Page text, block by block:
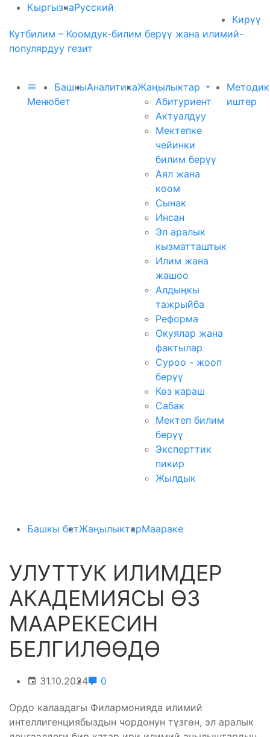
КыргызчаРусский
Кирүү
Кутбилим – Коомдук-билим берүү жана илимий-
популярдуу гезит
Меню
Башкы
бет
АналитикаЖаңылыктар
Абитуриент
Актуалдуу
Мектепке
чейинки
билим берүү
Аял жана
коом
Сынак
Инсан
Эл аралык
кызматташтык
Илим жана
жашоо
Алдыңкы
тажрыйба
Реформа
Окуялар жана
фактылар
Суроо - жооп
берүү
Көз караш
Сабак
Мектеп билим
берүү
Эксперттик
пикир
Жылдык
иштер
Башкы бетЖаңылыктарМаараке
УЛУТТУК ИЛИМДЕР
АКАДЕМИЯСЫ ӨЗ
МААРЕКЕСИН
БЕЛГИЛӨӨДӨ
31.10.2024 0
Ордо калаадагы Филармонияда илимий
интеллигенциябыздын чордонун түзгөн, эл аралык